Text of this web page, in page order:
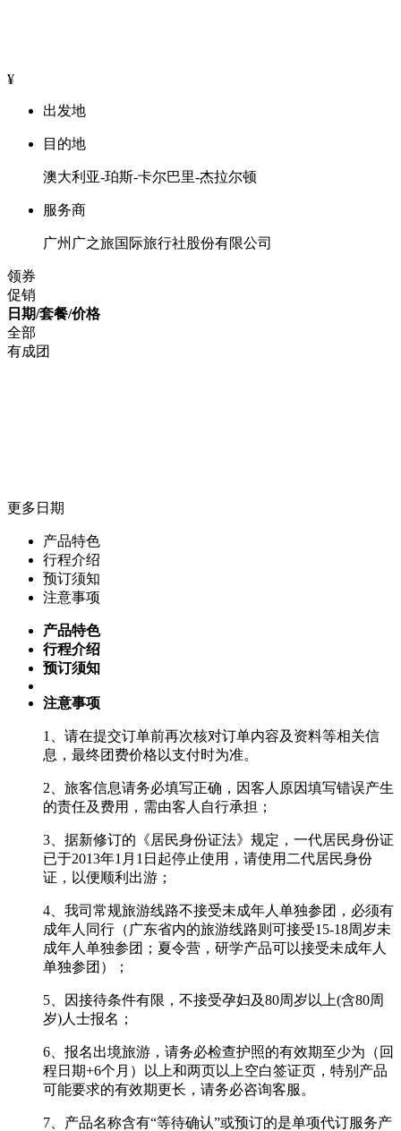
¥
出发地
目的地
澳大利亚-珀斯-卡尔巴里-杰拉尔顿
服务商
广州广之旅国际旅行社股份有限公司
领券
促销
日期/套餐/价格
全部
有成团
更多日期
产品特色
行程介绍
预订须知
注意事项
产品特色
行程介绍
预订须知
注意事项
1、请在提交订单前再次核对订单内容及资料等相关信
息，最终团费价格以支付时为准。
2、旅客信息请务必填写正确，因客人原因填写错误产生
的责任及费用，需由客人自行承担；
3、据新修订的《居民身份证法》规定，一代居民身份证
已于2013年1月1日起停止使用，请使用二代居民身份
证，以便顺利出游；
4、我司常规旅游线路不接受未成年人单独参团，必须有
成年人同行（广东省内的旅游线路则可接受15-18周岁未
成年人单独参团；夏令营，研学产品可以接受未成年人
单独参团）；
5、因接待条件有限，不接受孕妇及80周岁以上(含80周
岁)人士报名；
6、报名出境旅游，请务必检查护照的有效期至少为（回
程日期+6个月）以上和两页以上空白签证页，特别产品
可能要求的有效期更长，请务必咨询客服。
7、产品名称含有“等待确认”或预订的是单项代订服务产